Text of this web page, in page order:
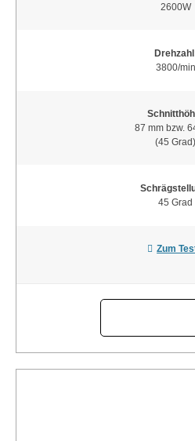
2600W
3800/min
87 mm bzw.
(45 Grad)
45 Grad
Zum